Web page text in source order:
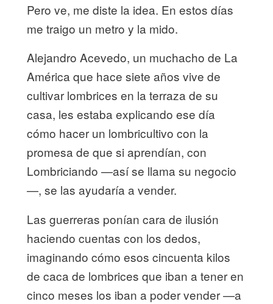
Pero ve, me diste la idea. En estos días
me traigo un metro y la mido.
Alejandro Acevedo, un muchacho de La
América que hace siete años vive de
cultivar lombrices en la terraza de su
casa, les estaba explicando ese día
cómo hacer un lombricultivo con la
promesa de que si aprendían, con
Lombriciando —así se llama su negocio
—, se las ayudaría a vender.
Las guerreras ponían cara de ilusión
haciendo cuentas con los dedos,
imaginando cómo esos cincuenta kilos
de caca de lombrices que iban a tener en
cinco meses los iban a poder vender —a